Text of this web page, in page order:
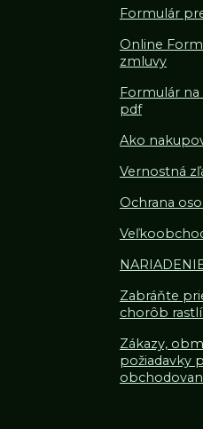
Formulár
Online
zmluvy
Formulár
pdf
Ako
Vernostná
Ochrana
Zabráňte
chorôb
Zákazy,
požiadavky